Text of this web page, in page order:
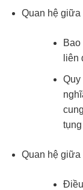
Quan hệ
liên
Quan hệ